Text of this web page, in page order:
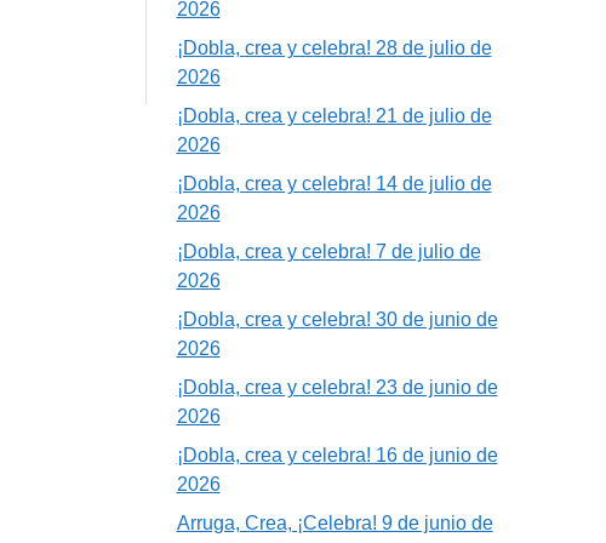
2026
¡Dobla, crea y celebra! 28 de julio de
2026
¡Dobla, crea y celebra! 21 de julio de
2026
¡Dobla, crea y celebra! 14 de julio de
2026
¡Dobla, crea y celebra! 7 de julio de
2026
¡Dobla, crea y celebra! 30 de junio de
2026
¡Dobla, crea y celebra! 23 de junio de
2026
¡Dobla, crea y celebra! 16 de junio de
2026
Arruga, Crea, ¡Celebra! 9 de junio de